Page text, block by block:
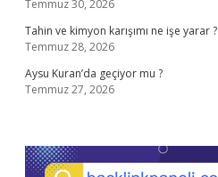
Temmuz 30, 2026
Tahin ve kimyon karışımı ne işe yarar ?
Temmuz 28, 2026
Aysu Kuran’da geçiyor mu ?
Temmuz 27, 2026